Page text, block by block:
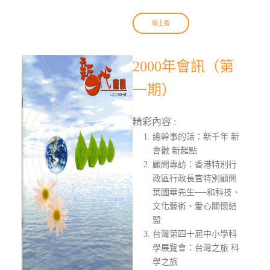
線上看
2000年會訊（第
一期）
精彩內容 :
總幹事的話：新千年 新
會徽 新起點
顧問專訪：香港特別行
政區行政長官特別顧問
葉國華先生──和科技、
文化藝術、愛心關懷結
盟
台灣第四十屆中小學科
學展覽會：台灣之旅 科
學之旅